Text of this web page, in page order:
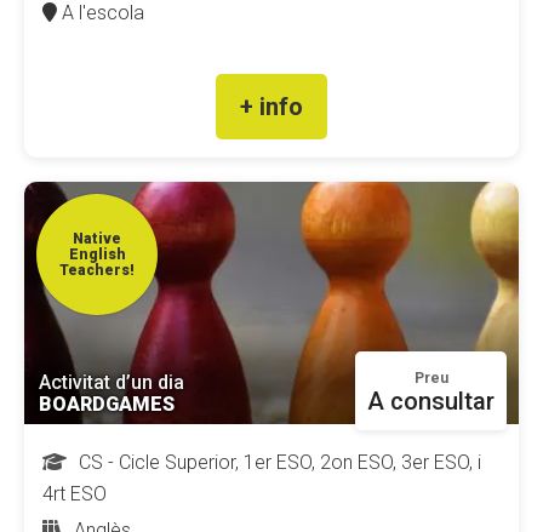
A l'escola
+ info
Native
English
Teachers!
Activitat d’un dia
BOARDGAMES
Preu
A consultar
CS - Cicle Superior, 1er ESO, 2on ESO, 3er ESO, i
4rt ESO